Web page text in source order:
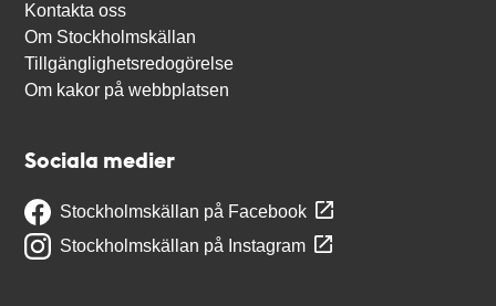
Kontakta oss
Om Stockholmskällan
Tillgänglighetsredogörelse
Om kakor på webbplatsen
Sociala medier
Stockholmskällan på Facebook
Stockholmskällan på Instagram